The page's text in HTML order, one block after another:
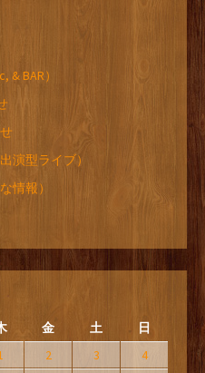
BAR）
演型ライブ）
情報）
金 土 日
2 3
4